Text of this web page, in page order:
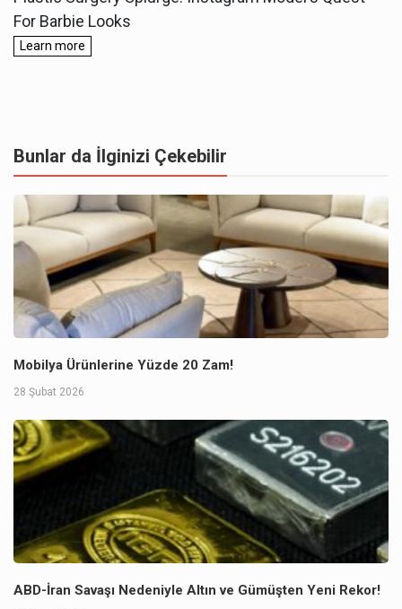
Bunlar da İlginizi Çekebilir
Mobilya Ürünlerine Yüzde 20 Zam!
28 Şubat 2026
ABD-İran Savaşı Nedeniyle Altın ve Gümüşten Yeni Rekor!